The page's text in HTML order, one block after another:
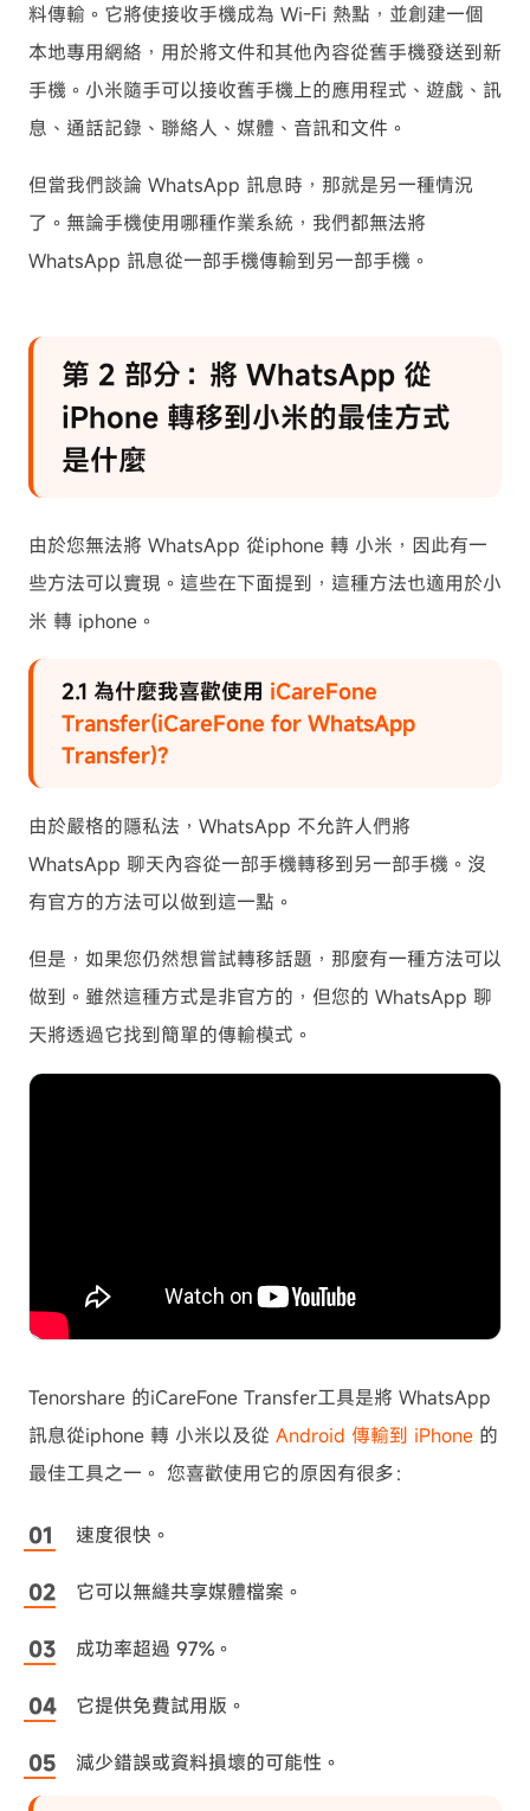
料傳輸。它將使接收手機成為 Wi-Fi 熱點，並創建一個
本地專用網絡，用於將文件和其他內容從舊手機發送到新
手機。小米隨手可以接收舊手機上的應用程式、遊戲、訊
息、通話記錄、聯絡人、媒體、音訊和文件。
但當我們談論 WhatsApp 訊息時，那就是另一種情況
了。無論手機使用哪種作業系統，我們都無法將
WhatsApp 訊息從一部手機傳輸到另一部手機。
第 2 部分：將 WhatsApp 從
iPhone 轉移到小米的最佳方式
是什麼
由於您無法將 WhatsApp 從iphone 轉 小米，因此有一
些方法可以實現。這些在下面提到，這種方法也適用於小
米 轉 iphone。
2.1 為什麼我喜歡使用 iCareFone
Transfer(iCareFone for WhatsApp
Transfer)?
由於嚴格的隱私法，WhatsApp 不允許人們將
WhatsApp 聊天內容從一部手機轉移到另一部手機。沒
有官方的方法可以做到這一點。
但是，如果您仍然想嘗試轉移話題，那麼有一種方法可以
做到。雖然這種方式是非官方的，但您的 WhatsApp 聊
天將透過它找到簡單的傳輸模式。
Tenorshare 的iCareFone Transfer工具是將 WhatsApp
訊息從iphone 轉 小米以及從 Android 傳輸到 iPhone 的
最佳工具之一。 您喜歡使用它的原因有很多：
速度很快。
它可以無縫共享媒體檔案。
成功率超過 97%。
它提供免費試用版。
減少錯誤或資料損壞的可能性。